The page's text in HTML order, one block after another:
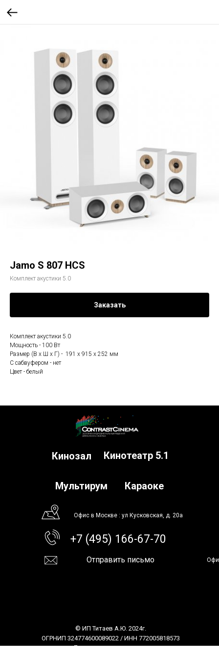
Jamo S 807 HCS
Комплект акустики 5.0
Заказать
Комплект акустики 5.0
Мощность - 100 Вт
Размер (В х Ш х Г) - 191 x 915 x 252 мм
С сабвуфером - нет
Цвет - белый
© ИП Титаев А.Ю. 2024г.
ОГРНИП 324774600089022 / ИНН 772005818573
Кинотеатр 5.1
Кинозал
Мультирум
Офис в Москве : ул Кусковская, д. 20а
+7 (495) 166-67-70
Отправить письмо
Караоке
Политика